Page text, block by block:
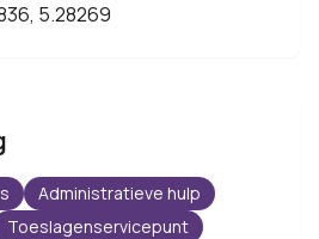
5.28269
Administratieve hulp
Toeslagenservicepunt